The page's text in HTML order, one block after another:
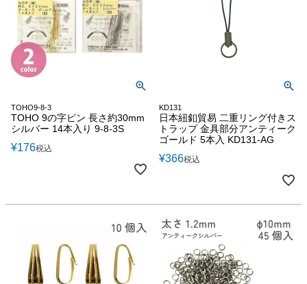
TOHO9-8-3
TOHO 9の字ピン 長さ約30mm
シルバー 14本入り 9-8-3S
¥176税込
KD131
日本紐釦貿易 二重リング付きス
トラップ 金具部分アンティーク
ゴールド 5本入 KD131-AG
¥366税込